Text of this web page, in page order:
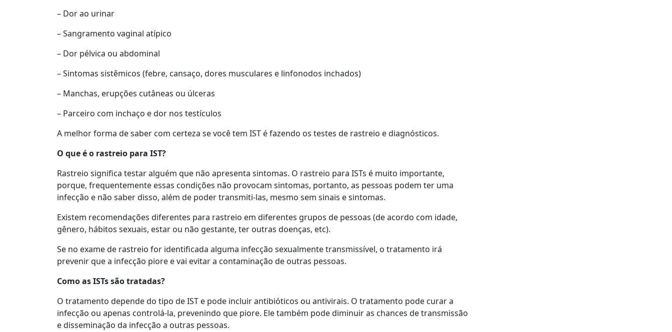
– Dor ao urinar
– Sangramento vaginal atípico
– Dor pélvica ou abdominal
– Sintomas sistêmicos (febre, cansaço, dores musculares e linfonodos inchados)
– Manchas, erupções cutâneas ou úlceras
– Parceiro com inchaço e dor nos testículos
A melhor forma de saber com certeza se você tem IST é fazendo os testes de rastreio e diagnósticos.
O que é o rastreio para IST?
Rastreio significa testar alguém que não apresenta sintomas. O rastreio para ISTs é muito importante,
porque, frequentemente essas condições não provocam sintomas, portanto, as pessoas podem ter uma
infecção e não saber disso, além de poder transmiti-las, mesmo sem sinais e sintomas.
Existem recomendações diferentes para rastreio em diferentes grupos de pessoas (de acordo com idade,
gênero, hábitos sexuais, estar ou não gestante, ter outras doenças, etc).
Se no exame de rastreio for identificada alguma infecção sexualmente transmissível, o tratamento irá
prevenir que a infecção piore e vai evitar a contaminação de outras pessoas.
Como as ISTs são tratadas?
O tratamento depende do tipo de IST e pode incluir antibióticos ou antivirais. O tratamento pode curar a
infecção ou apenas controlá-la, prevenindo que piore. Ele também pode diminuir as chances de transmissão
e disseminação da infecção a outras pessoas.